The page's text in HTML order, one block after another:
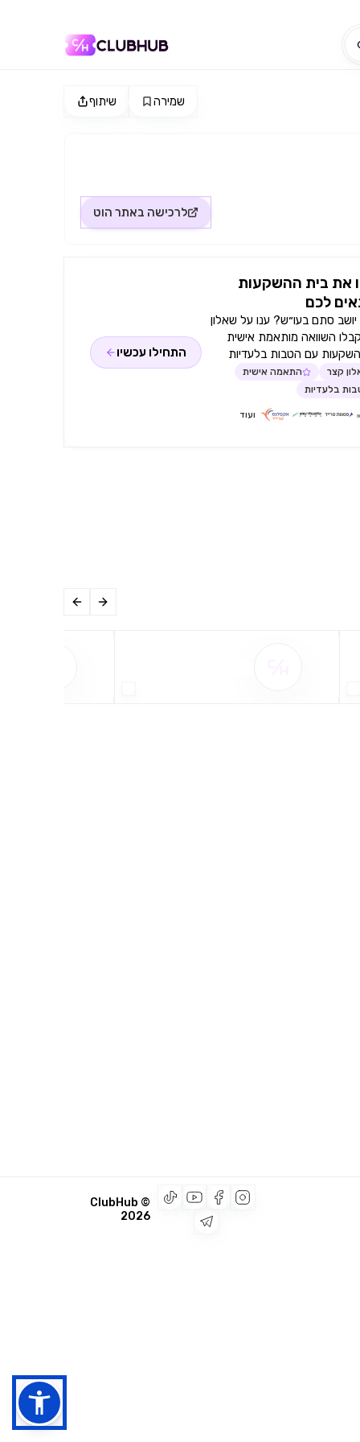
שיתוף שמירה
לרכישה באתר הוט
את בית ההשקעות
לכם
סתם בעו״ש? ענו על שאלון
השוואה מותאמת אישית
עם הטבות בלעדיות
קצר
התאמה אישית
בלעדיות
ועוד
התחילו עכשיו
© ClubHub
2026